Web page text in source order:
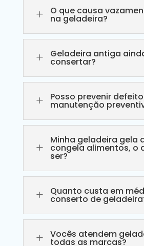
L O que causa
na geladeira?
L Geladeira antiga
consertar?
L Posso prevenir
manutenção
L
Minha geladeira gela
congela alimentos, o
ser?
L Quanto custa em
conserto de
L Vocês atendem
todas as marcas?